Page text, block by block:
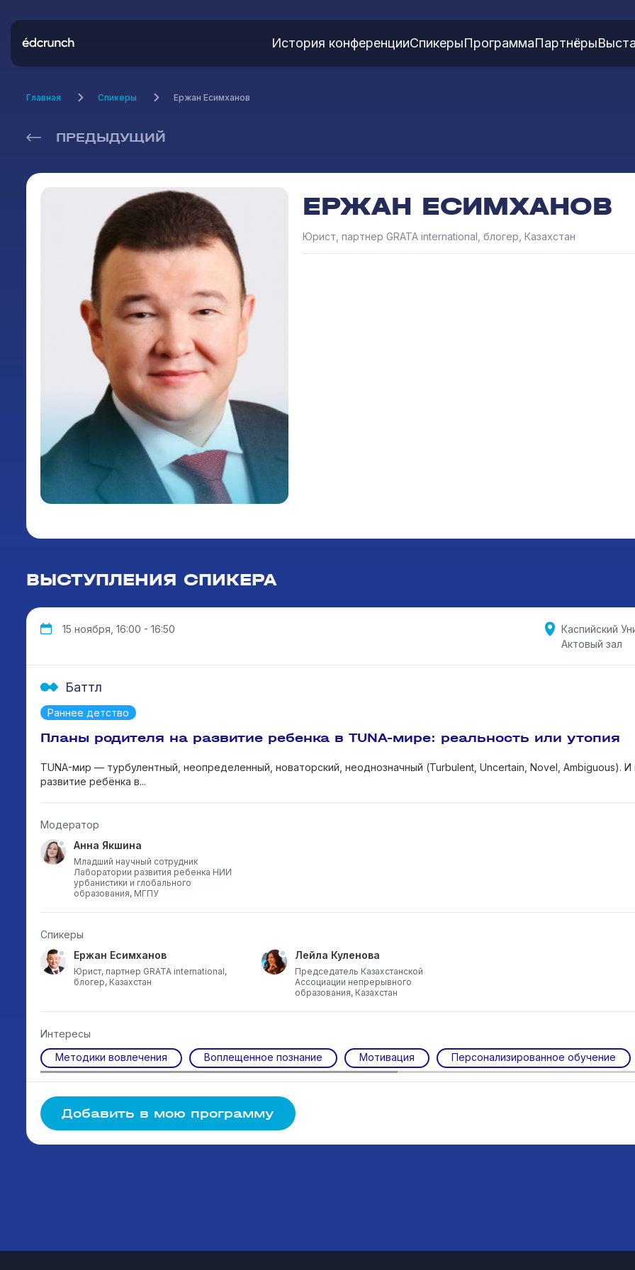
История конференцииСпикерыПрограммаПартнёры
Главная Спикеры Ержан Есимханов
ПРЕДЫДУЩИЙ
ЕРЖАН ЕСИМХАНОВ
Юрист, партнер GRATA international, блогер, Казахстан
ВЫСТУПЛЕНИЯ СПИКЕРА
15 ноября, 16:00 - 16:50
Каспийский
Актовый зал
Раннее детство
Баттл
Планы родителя на развитие ребенка в TUNA-мире: реальность или утопия
TUNA-мир — турбулентный, неопределенный, новаторский, неоднозначный (Turbulent, Uncertain, Novel, Ambiguous). И
развитие ребёнка в...
Модератор
Анна Якшина
Младший научный сотрудник
Лаборатории развития ребенка НИИ
урбанистики и глобального
образования, МГПУ
Спикеры
Ержан Есимханов
Юрист, партнер GRATA international,
блогер, Казахстан
Лейла Куленова
Председатель Казахстанской
Ассоциации непрерывного
образования, Казахстан
Интересы
Методики вовлечения
Воплещенное познание Мотивация Персонализированное обучение
Добавить в мою программу